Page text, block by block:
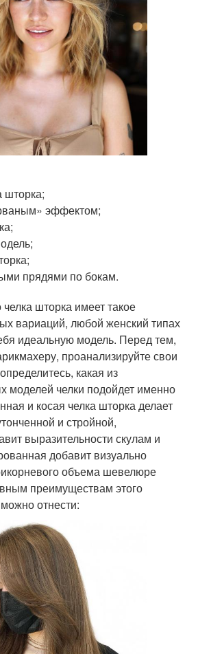
шторка;
эффектом;
прядями по бокам.
шторка имеет такое
вариаций, любой женский типах
идеальную модель. Перед тем,
проанализируйте свои
какая из
моделей челки подойдет именно
и косая челка шторка делает
и стройной,
выразительности скулам и
добавит визуально
объема шевелюре
преимуществам этого
отнести: